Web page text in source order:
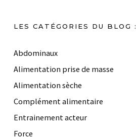
LES CATÉGORIES DU BLOG :
Abdominaux
Alimentation prise de masse
Alimentation sèche
Complément alimentaire
Entrainement acteur
Force